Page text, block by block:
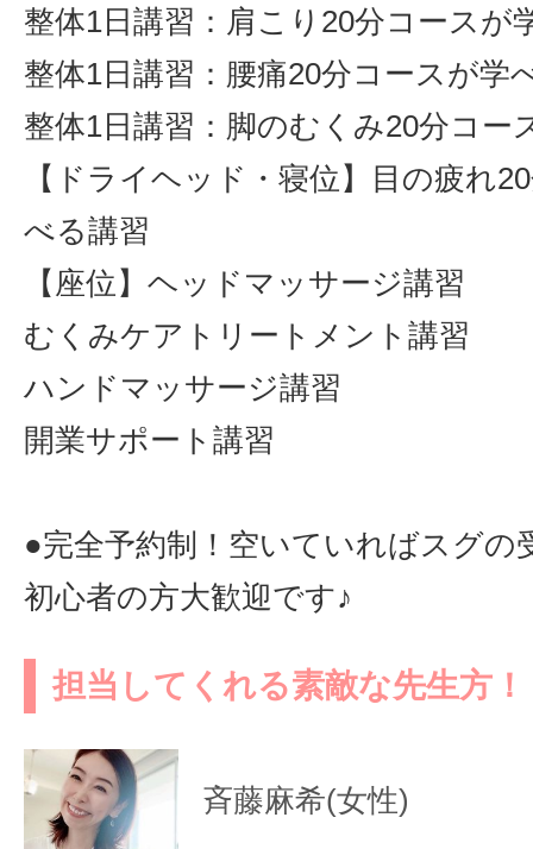
整体1日講習：肩こり20分コースが
整体1日講習：腰痛20分コースが学
整体1日講習：脚のむくみ20分コー
【ドライヘッド・寝位】目の疲れ
べる講習
【座位】ヘッドマッサージ講習
むくみケアトリートメント講習
ハンドマッサージ講習
開業サポート講習
●完全予約制！空いていればスグの
初心者の方大歓迎です♪
担当してくれる素敵な先生方！
斉藤麻希(女性)